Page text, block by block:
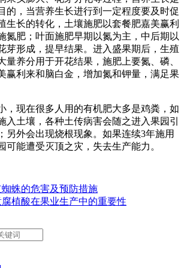
的，当营养生长进行到一定程度要及时促
生长的转化，土壤施肥以套餐肥嘉美赢利
氮肥；叶面施肥早期以氮为主，中后期以
芽形成，提早结果。进入盛果期后，生殖
量养分用于开花结果，施肥上要氮、磷、
赢利来和脑白金，增加氮和钾量，满足果
现在很多人用的有机肥大多是鸡粪，如
入土壤，各种土传病害会随之进入果园引
另外会出现烧根现象。如果连续3年施用
可能遭受灭顶之灾，失去生产能力。
蛛的危害及预防措施
植酸在果业生产中的重要性